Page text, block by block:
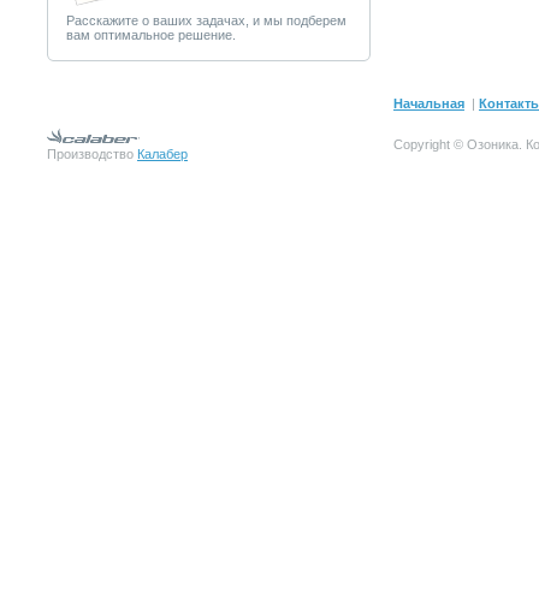
Расскажите о ваших задачах, и мы подберем
вам оптимальное решение.
Начальная |
Производство Калабер
Copyright © Озоника.